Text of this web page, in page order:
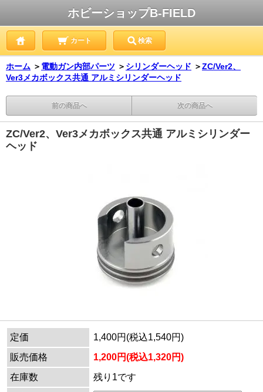
ホビーショップB-FIELD
カート 検索
ホーム ＞ 電動ガン内部パーツ ＞ シリンダーヘッド ＞ZC/Ver2、
Ver3メカボックス共通 アルミシリンダーヘッド
前の商品へ 次の商品へ
ZC/Ver2、Ver3メカボックス共通 アルミシリンダー
ヘッド
定価
1,400円(税込1,540円)
販売価格
1,200円(税込1,320円)
在庫数
残り1です